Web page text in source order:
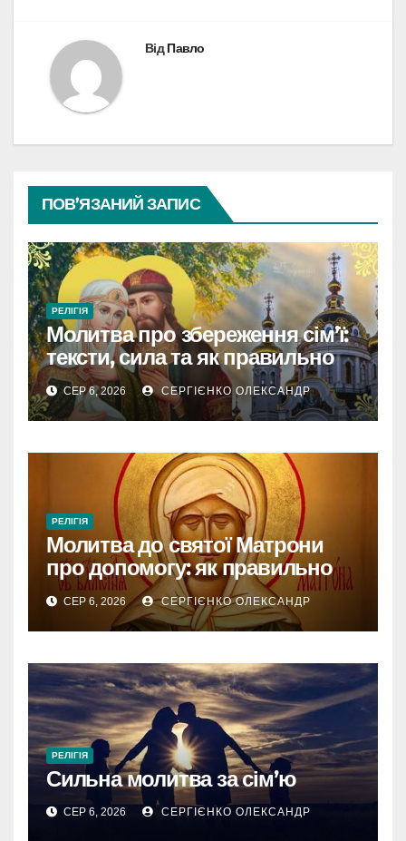
ВідПавло
ПОВ’ЯЗАНИЙ ЗАПИС
РЕЛІГІЯ
Молитва про збереження сім’ї:
тексти, сила та як правильно
читати
СЕР 6, 2026 СЕРГІЄНКО ОЛЕКСАНДР
РЕЛІГІЯ
Молитва до святої Матрони
про допомогу: як правильно
звертатися
СЕР 6, 2026 СЕРГІЄНКО ОЛЕКСАНДР
РЕЛІГІЯ
Сильна молитва за сім’ю
СЕР 6, 2026 СЕРГІЄНКО ОЛЕКСАНДР